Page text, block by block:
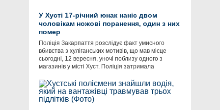
У Хусті 17-річний юнак наніс двом
чоловікам ножові поранення, один з них
помер
Поліція Закарпаття розслідує факт умисного
вбивства з хуліганських мотивів, що мав місце
сьогодні, 12 вересня, уночі поблизу одного з
магазинів у місті Хуст. Поліція затримала